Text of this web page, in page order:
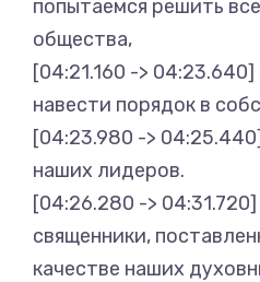
попытаемся решить
общества,
[04:21.160 ->
навести порядок в
[04:23.980 ->
наших лидеров.
[04:26.280 ->
священники,
качестве наших